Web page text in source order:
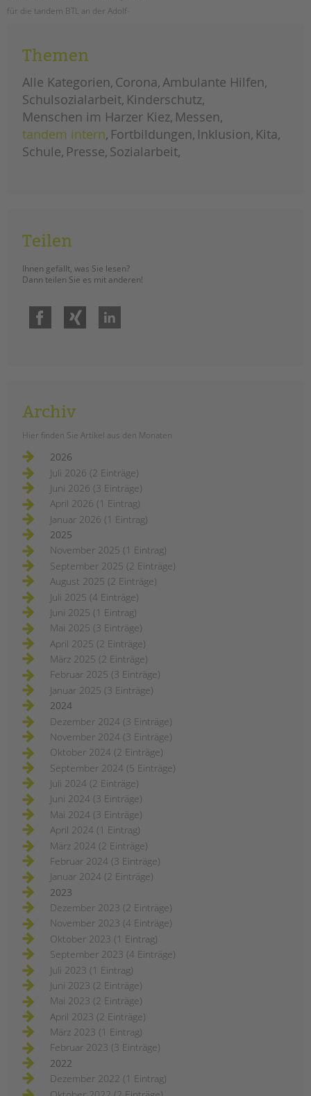
Magazin
Impressum
Datenschutz
Hinweisgebersystem
Intranet
für die tandem BTL an der Adolf-
weiterlesenmädchenarbeit
an
adolf-
reichwein-
schule
Themen
Alle Kategorien Corona Ambulante Hilfen
Schulsozialarbeit Kinderschutz
Menschen im Harzer Kiez Messen
tandem intern Fortbildungen Inklusion Kita
Schule Presse Sozialarbeit
Teilen
Ihnen gefällt, was Sie lesen?
Dann teilen Sie es mit anderen!
Facebook
Archiv
Hier finden Sie Artikel aus den Monaten
2026
Juli 2026 (2 Einträge)
Juni 2026 (3 Einträge)
April 2026 (1 Eintrag)
Januar 2026 (1 Eintrag)
2025
November 2025 (1 Eintrag)
September 2025 (2 Einträge)
August 2025 (2 Einträge)
Juli 2025 (4 Einträge)
Juni 2025 (1 Eintrag)
Mai 2025 (3 Einträge)
April 2025 (2 Einträge)
März 2025 (2 Einträge)
Februar 2025 (3 Einträge)
Januar 2025 (3 Einträge)
2024
Dezember 2024 (3 Einträge)
November 2024 (3 Einträge)
Oktober 2024 (2 Einträge)
September 2024 (5 Einträge)
Juli 2024 (2 Einträge)
Juni 2024 (3 Einträge)
Mai 2024 (3 Einträge)
April 2024 (1 Eintrag)
März 2024 (2 Einträge)
Februar 2024 (3 Einträge)
Januar 2024 (2 Einträge)
2023
Dezember 2023 (2 Einträge)
November 2023 (4 Einträge)
Oktober 2023 (1 Eintrag)
September 2023 (4 Einträge)
Juli 2023 (1 Eintrag)
Juni 2023 (2 Einträge)
Mai 2023 (2 Einträge)
April 2023 (2 Einträge)
März 2023 (1 Eintrag)
Februar 2023 (3 Einträge)
2022
Dezember 2022 (1 Eintrag)